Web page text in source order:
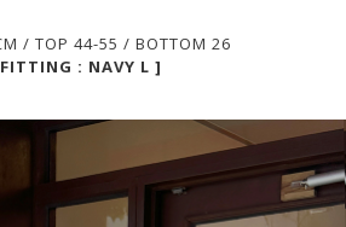
/ TOP 44-55 / BOTTOM 26
: NAVY L ]